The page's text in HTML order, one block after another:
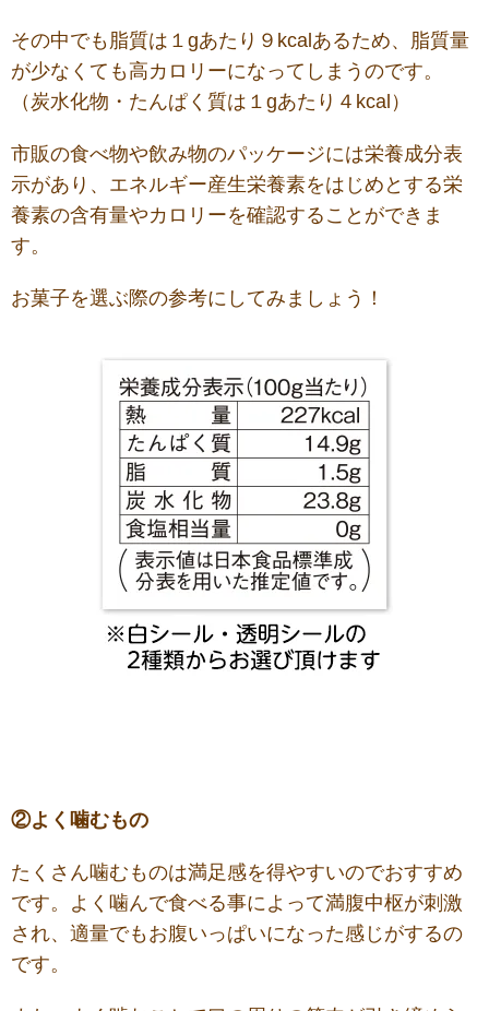
その中でも脂質は１gあたり９kcalあるため、脂質量
が少なくても高カロリーになってしまうのです。
（炭水化物・たんぱく質は１gあたり４kcal）
市販の食べ物や飲み物のパッケージには栄養成分表
示があり、エネルギー産生栄養素をはじめとする栄
養素の含有量やカロリーを確認することができま
す。
お菓子を選ぶ際の参考にしてみましょう！
②よく噛むもの
たくさん噛むものは満足感を得やすいのでおすすめ
です。よく噛んで食べる事によって満腹中枢が刺激
され、適量でもお腹いっぱいになった感じがするの
です。